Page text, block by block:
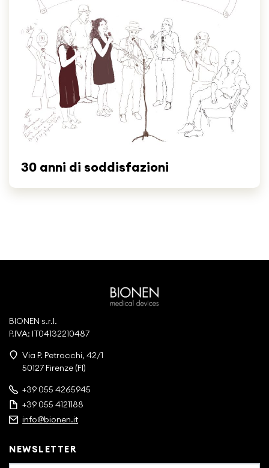
30 anni di soddisfazioni
BIONEN s.r.l.
P.IVA: IT04132210487
Via P. Petrocchi, 42/1
50127 Firenze (FI)
+39 055 4265945
+39 055 4121188
info@bionen.it
NEWSLETTER